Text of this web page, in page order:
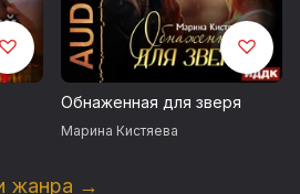
Обнаженная для зверя
Марина Кистяева
жанра →